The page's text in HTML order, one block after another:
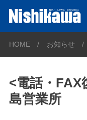
HOME お知らせ
<電話・
島営業所